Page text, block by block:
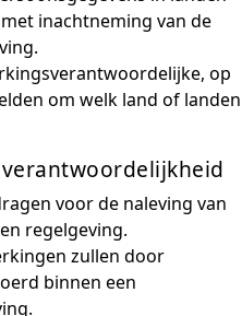
inachtneming van de
op
om welk land of landen
voor de naleving van
regelgeving.
zullen door
binnen een